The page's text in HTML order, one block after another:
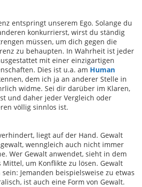
entspringt unserem Ego. Solange du
konkurrierst, wirst du ständig
müssen, um dich gegen die
zu behaupten. In Wahrheit ist jeder
mit einer einzigartigen
Dies ist u.a. am Human
dem ich ja an anderer Stelle in
widme. Sei dir darüber im Klaren,
und daher jeder Vergleich oder
völlig sinnlos ist.
liegt auf der Hand. Gewalt
wenngleich auch nicht immer
Wer Gewalt anwendet, sieht in dem
um Konflikte zu lösen. Gewalt
Jemanden beispielsweise zu etwas
ist auch eine Form von Gewalt.